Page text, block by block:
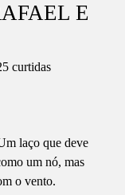
E
curtidas
laço que deve
um nó, mas
o vento.